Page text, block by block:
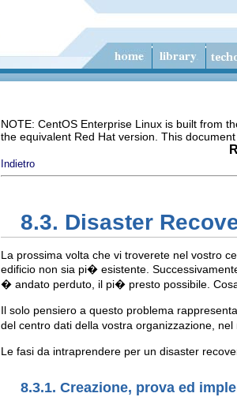
NOTE: CentOS Enterprise Linux is built from
the equivalent Red Hat version. This
Indietro
8.3. Disaster
La prossima volta che vi troverete nel vostro
edificio non sia pi� esistente.
� andato perduto, il pi� presto possibile.
Il solo pensiero a questo problema
del centro dati della vostra organizzazione,
Le fasi da intraprendere per un disaster
8.3.1. Creazione, prova ed